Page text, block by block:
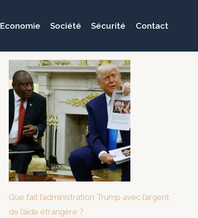
Economie Société Sécurité Contact
Que fait l’administration Trump avec l’argent
de l’aide étrangère ?